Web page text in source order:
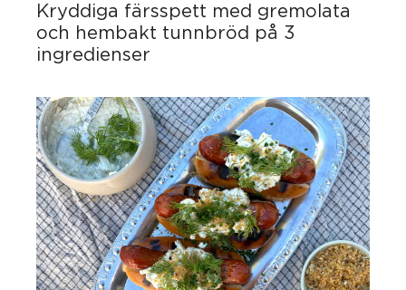
Kryddiga färsspett med gremolata
och hembakt tunnbröd på 3
ingredienser